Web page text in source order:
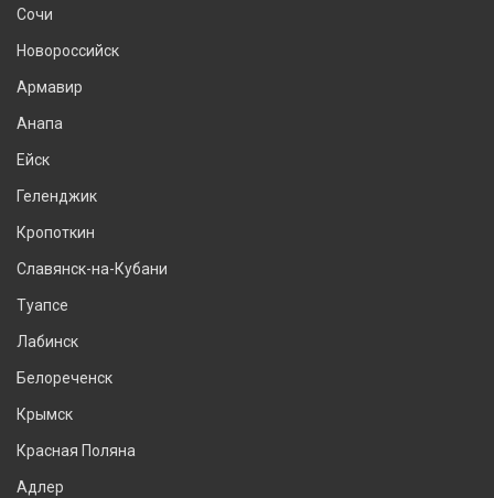
Сочи
Новороссийск
Армавир
Анапа
Ейск
Геленджик
Кропоткин
Славянск-на-Кубани
Туапсе
Лабинск
Белореченск
Крымск
Красная Поляна
Адлер